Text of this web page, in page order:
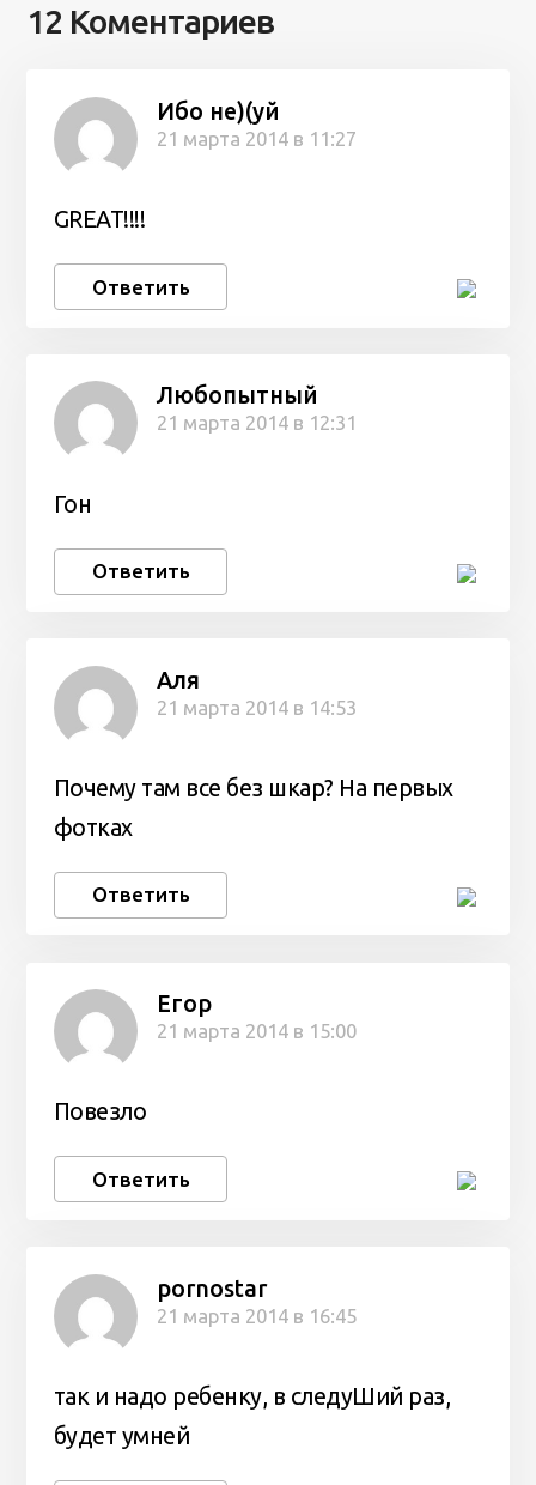
12 Коментариев
Ибо не)(уй
21 марта 2014 в 11:27
GREAT!!!!
Ответить
Любопытный
21 марта 2014 в 12:31
Гон
Ответить
Аля
21 марта 2014 в 14:53
Почему там все без шкар? На первых
фотках
Ответить
Егор
21 марта 2014 в 15:00
Повезло
Ответить
pornostar
21 марта 2014 в 16:45
так и надо ребенку, в следуШий раз,
будет умней